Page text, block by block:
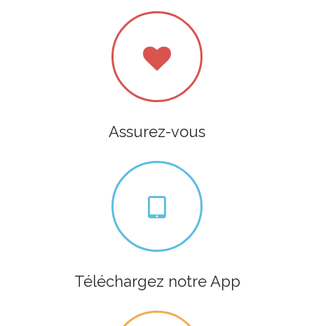
Assurez-vous
Téléchargez notre App